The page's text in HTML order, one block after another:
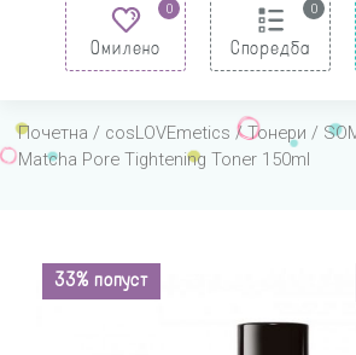
0
Омилено
0
Споредба
Почетна / cosLOVEmetics /Тонери /
Matcha Pore Tightening Toner 150ml
33% попуст